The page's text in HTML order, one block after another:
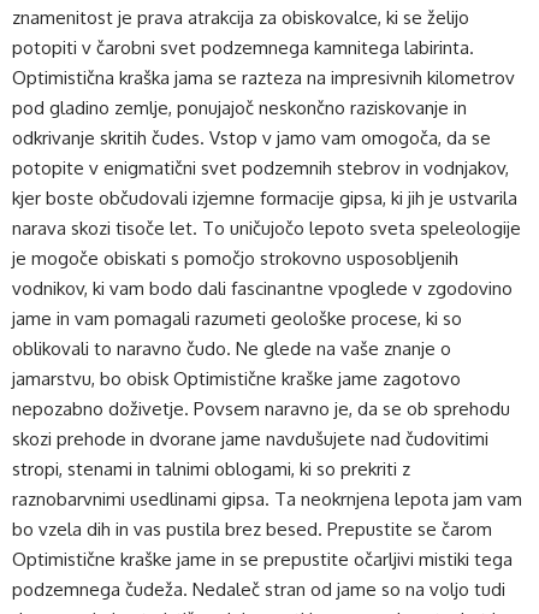
znamenitost je prava atrakcija za obiskovalce, ki se želijo
potopiti v čarobni svet podzemnega kamnitega labirinta.
Optimistična kraška jama se razteza na impresivnih kilometrov
pod gladino zemlje, ponujajoč neskončno raziskovanje in
odkrivanje skritih čudes. Vstop v jamo vam omogoča, da se
potopite v enigmatični svet podzemnih stebrov in vodnjakov,
kjer boste občudovali izjemne formacije gipsa, ki jih je ustvarila
narava skozi tisoče let. To uničujočo lepoto sveta speleologije
je mogoče obiskati s pomočjo strokovno usposobljenih
vodnikov, ki vam bodo dali fascinantne vpoglede v zgodovino
jame in vam pomagali razumeti geološke procese, ki so
oblikovali to naravno čudo. Ne glede na vaše znanje o
jamarstvu, bo obisk Optimistične kraške jame zagotovo
nepozabno doživetje. Povsem naravno je, da se ob sprehodu
skozi prehode in dvorane jame navdušujete nad čudovitimi
stropi, stenami in talnimi oblogami, ki so prekriti z
raznobarvnimi usedlinami gipsa. Ta neokrnjena lepota jam vam
bo vzela dih in vas pustila brez besed. Prepustite se čarom
Optimistične kraške jame in se prepustite očarljivi mistiki tega
podzemnega čudeža. Nedaleč stran od jame so na voljo tudi